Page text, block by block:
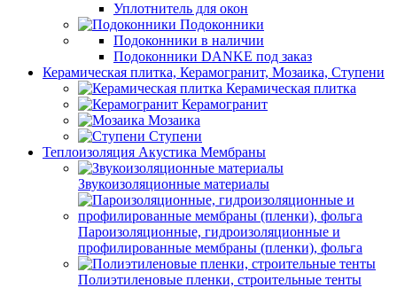
Уплотнитель для окон
Подоконники
Подоконники в наличии
Подоконники DANKE под заказ
Керамическая плитка, Керамогранит, Мозаика, Ступени
Керамическая плитка
Керамогранит
Мозаика
Ступени
Теплоизоляция Акустика Мембраны
Звукоизоляционные материалы
Пароизоляционные, гидроизоляционные и
профилированные мембраны (пленки), фольга
Полиэтиленовые пленки, строительные тенты